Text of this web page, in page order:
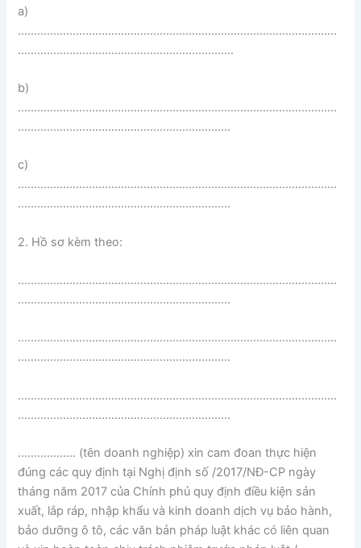
a)
………………………………………………………………………………………
………………………………………………………….
b)
………………………………………………………………………………………
…………………………………………………………
c)
………………………………………………………………………………………
…………………………………………………………
2. Hồ sơ kèm theo:
………………………………………………………………………………………
…………………………………………………………
………………………………………………………………………………………
…………………………………………………………
………………………………………………………………………………………
…………………………………………………………
……………… (tên doanh nghiệp) xin cam đoan thực hiện
đúng các quy định tại Nghị định số /2017/NĐ-CP ngày
tháng năm 2017 của Chính phủ quy định điều kiện sản
xuất, lắp ráp, nhập khẩu và kinh doanh dịch vụ bảo hành,
bảo dưỡng ô tô, các văn bản pháp luật khác có liên quan